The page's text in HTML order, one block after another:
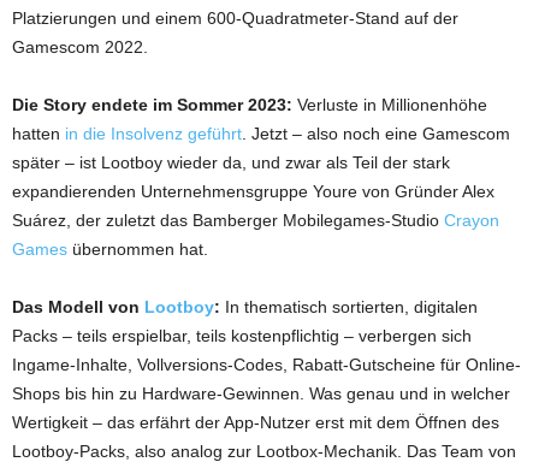
Platzierungen und einem 600-Quadratmeter-Stand auf der
Gamescom 2022.
Die Story endete im Sommer 2023: Verluste in Millionenhöhe
hatten in die Insolvenz geführt . Jetzt – also noch eine Gamescom
später – ist Lootboy wieder da, und zwar als Teil der stark
expandierenden Unternehmensgruppe Youre von Gründer Alex
Suárez, der zuletzt das Bamberger Mobilegames-Studio Crayon
Games übernommen hat.
Das Modell von Lootboy: In thematisch sortierten, digitalen
Packs – teils erspielbar, teils kostenpflichtig – verbergen sich
Ingame-Inhalte, Vollversions-Codes, Rabatt-Gutscheine für Online-
Shops bis hin zu Hardware-Gewinnen. Was genau und in welcher
Wertigkeit – das erfährt der App-Nutzer erst mit dem Öffnen des
Lootboy-Packs, also analog zur Lootbox-Mechanik. Das Team von